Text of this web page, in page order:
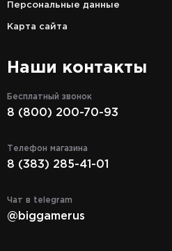
Персональные данные
Карта сайта
Наши контакты
Бесплатный звонок
8 (800) 200-70-93
Телефон магазина
8 (383) 285-41-01
Чат в telegram
@biggamerus